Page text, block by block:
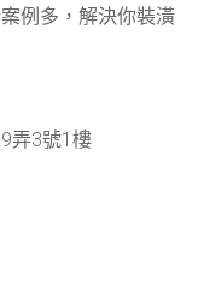
例多，解決你裝潢
弄3號1樓